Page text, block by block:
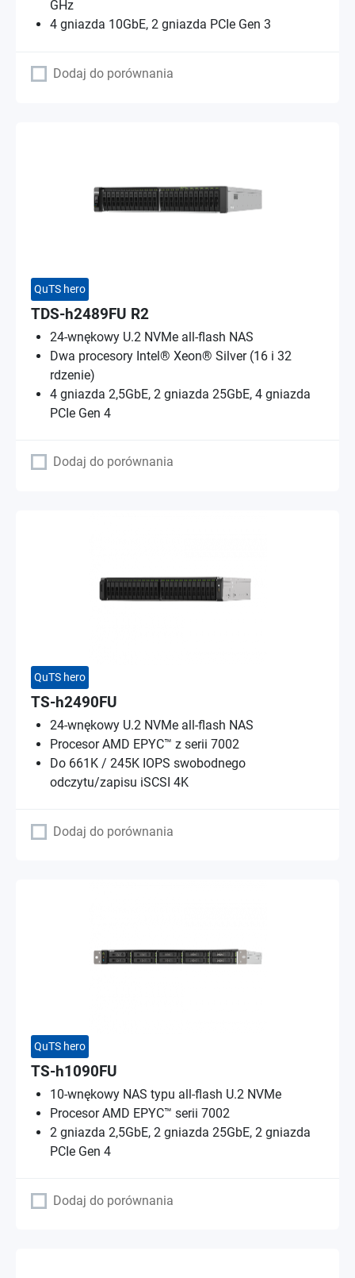
GHz
4 gniazda 10GbE, 2 gniazda PCIe Gen 3
Dodaj do porównania
QuTS hero
TDS-h2489FU R2
24-wnękowy U.2 NVMe all-flash NAS
Dwa procesory Intel® Xeon® Silver (16 i 32
rdzenie)
4 gniazda 2,5GbE, 2 gniazda 25GbE, 4 gniazda
PCIe Gen 4
Dodaj do porównania
QuTS hero
TS-h2490FU
24-wnękowy U.2 NVMe all-flash NAS
Procesor AMD EPYC™ z serii 7002
Do 661K / 245K IOPS swobodnego
odczytu/zapisu iSCSI 4K
Dodaj do porównania
QuTS hero
TS-h1090FU
10-wnękowy NAS typu all-flash U.2 NVMe
Procesor AMD EPYC™ serii 7002
2 gniazda 2,5GbE, 2 gniazda 25GbE, 2 gniazda
PCIe Gen 4
Dodaj do porównania